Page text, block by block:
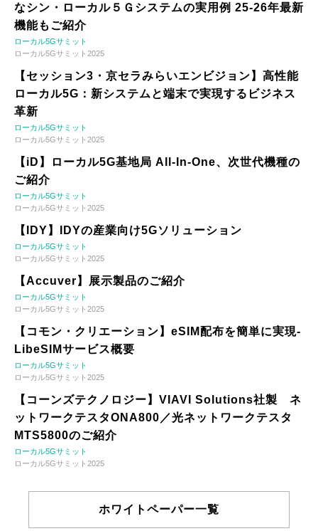
なシン・ローカル５Ｇシステムの実用例 25-26年最新
機能もご紹介
ローカル5Gサミット
ローカル5Gサミット2025
【セッション3・京セラみらいエンビジョン】高性能
ローカル5G：新システムと端末で実現するビジネス
革新
ローカル5Gサミット
ローカル5Gサミット2025
【iD】ローカル5G基地局 All-In-One、次世代機種の
ご紹介
ローカル5Gサミット
ローカル5Gサミット2025
【IDY】IDYの産業向け5Gソリューション
ローカル5Gサミット
ローカル5Gサミット2025
【Accuver】展示製品のご紹介
ローカル5Gサミット
ローカル5Gサミット2025
【コモン・クリエーション】eSIM配布を簡単に実現-
LibeSIMサービス概要
ローカル5Gサミット
ローカル5Gサミット2025
【コーンズテクノロジー】VIAVI Solutions社製 ネ
ットワークテスタONA800／光ネットワークテスタ
MTS5800のご紹介
ローカル5Gサミット
ローカル5Gサミット2025
ホワイトペーパー一覧